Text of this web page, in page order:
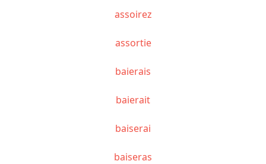
assoirez
assortie
baierais
baierait
baiserai
baiseras